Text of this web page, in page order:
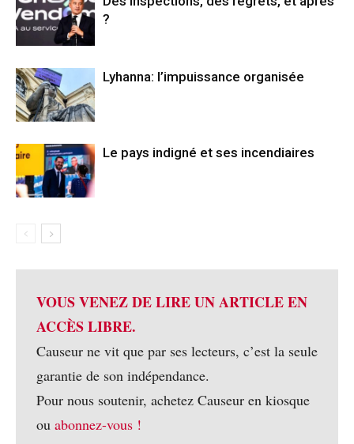
?
Lyhanna: l’impuissance organisée
Le pays indigné et ses incendiaires
VOUS VENEZ DE LIRE UN ARTICLE EN
ACCÈS LIBRE.
Causeur ne vit que par ses lecteurs, c’est la seule
garantie de son indépendance.
Pour nous soutenir, achetez Causeur en kiosque
ou abonnez-vous !